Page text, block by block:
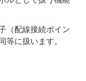
（配線接続ポイン
等に扱います。